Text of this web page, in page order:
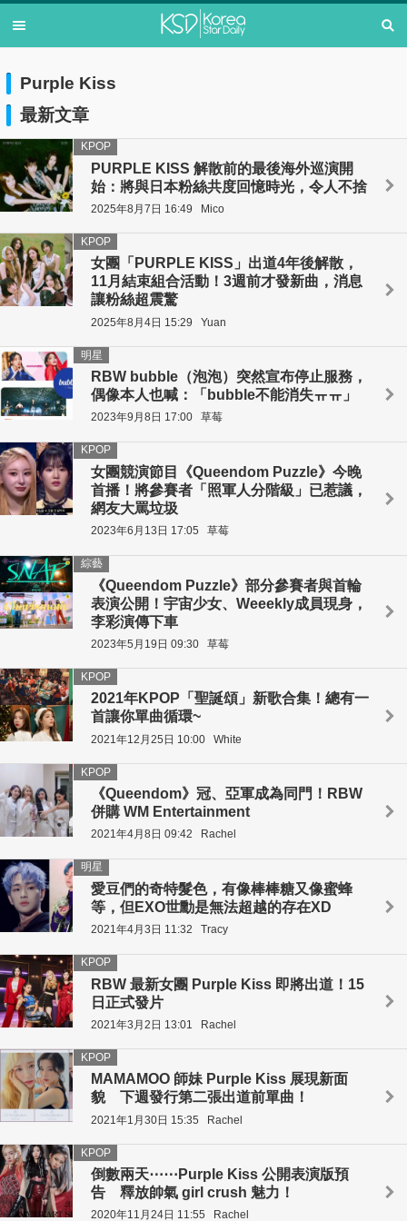
Purple Kiss
最新文章
PURPLE KISS 解散前的最後海外巡演開
始：將與日本粉絲共度回憶時光，令人不捨
KPOP
2025年8月7日 16:49 Mico
女團「PURPLE KISS」出道4年後解散，
11月結束組合活動！3週前才發新曲，消息
讓粉絲超震驚
KPOP
2025年8月4日 15:29 Yuan
RBW bubble（泡泡）突然宣布停止服務，
偶像本人也喊：「bubble不能消失ㅠㅠ」
明星
2023年9月8日 17:00 草莓
女團競演節目《Queendom Puzzle》今晚
首播！將參賽者「照軍人分階級」已惹議，
網友大罵垃圾
KPOP
2023年6月13日 17:05 草莓
《Queendom Puzzle》部分參賽者與首輪
表演公開！宇宙少女、Weeekly成員現身，
李彩演傳下車
綜藝
2023年5月19日 09:30 草莓
2021年KPOP「聖誕頌」新歌合集！總有一
首讓你單曲循環~
KPOP
2021年12月25日 10:00 White
《Queendom》冠、亞軍成為同門！RBW
併購 WM Entertainment
KPOP
2021年4月8日 09:42 Rachel
愛豆們的奇特髮色，有像棒棒糖又像蜜蜂
等，但EXO世勳是無法超越的存在XD
明星
2021年4月3日 11:32 Tracy
RBW 最新女團 Purple Kiss 即將出道！15
日正式發片
KPOP
2021年3月2日 13:01 Rachel
MAMAMOO 師妹 Purple Kiss 展現新面
貌 下週發行第二張出道前單曲！
KPOP
2021年1月30日 15:35 Rachel
倒數兩天⋯⋯Purple Kiss 公開表演版預
告 釋放帥氣 girl crush 魅力！
KPOP
2020年11月24日 11:55 Rachel